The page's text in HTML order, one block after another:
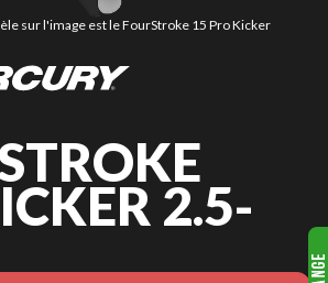
sur l'image est le FourStroke 15 Pro Kicker
2.5-